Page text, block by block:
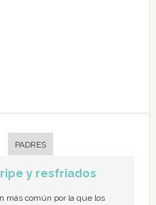
PADRES
y resfriados
más común por la que los